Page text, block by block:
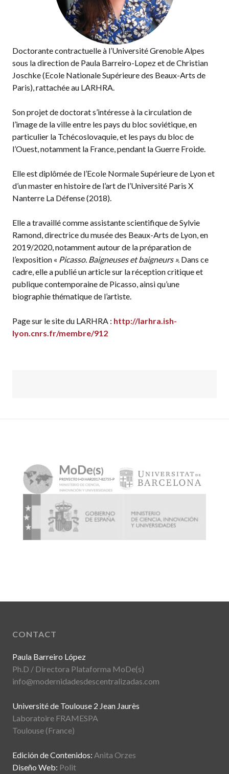
Doctorante contractuelle à l’Université Grenoble Alpes
sous la direction de Paula Barreiro-Lopez et de Christian
Joschke (Ecole Nationale Supérieure des Beaux-Arts de
Paris), rattachée au LARHRA.
Son projet de doctorat s’intéresse à la circulation de
l’image de la ville entre les pays du bloc soviétique, en
particulier la Tchécoslovaquie, et les pays du bloc de
l’Ouest, notamment la France, pendant la Guerre Froide.
Elle est diplômée de l’Ecole Normale Supérieure de Lyon et
d’un master en histoire de l’art de l’Université Paris X
Nanterre La Défense (2018).
Elle a travaillé comme assistante scientifique de Sylvie
Ramond, directrice du musée des Beaux-Arts de Lyon, en
2019/2020, notamment autour de la préparation de
l’exposition « Picasso. Baigneuses et baigneurs ». Dans ce
cadre, elle a publié un article sur la réception critique et
publique contemporaine de Picasso, ainsi qu’une
biographie thématique de l’artiste.
Page sur le site du LARHRA : http://larhra.ish-
lyon.cnrs.fr/membre/912
CONTACT
Paula Barreiro López
Ph.D / Directora Plataforma MoDe(s)
info@modernidadesdescentralizadas.com
Université de Toulouse 2 Jean Jaurès
Laboratoire FRAMESPA
Toulouse (France)
Edición de Contenidos: Anita Orzes
Diseño Web: Polit